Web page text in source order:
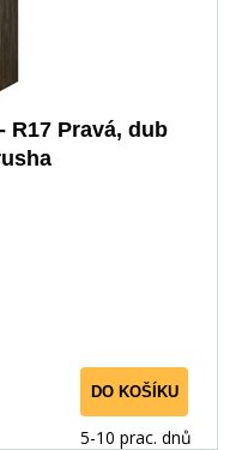
R17 Pravá, dub
DO KOŠÍKU
5-10 prac. dnů